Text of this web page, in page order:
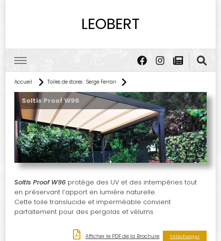
LEOBERT
Accueil Toiles de stores : Serge Ferrari
Soltis Proof W96
Soltis Proof W96 protège des UV et des intempéries tout
en préservant l’apport en lumière naturelle.
Cette toile translucide et imperméable convient
parfaitement pour des pergolas et vélums.
Afficher le PDF de la Brochure Télécharger